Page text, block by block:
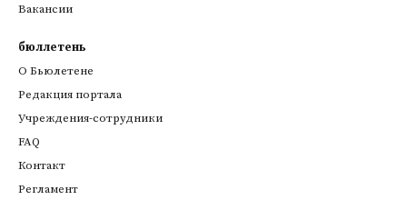
Вакансии
бюллетень
О Бьюлетене
Редакция портала
Учреждения-сотрудники
FAQ
Контакт
Регламент